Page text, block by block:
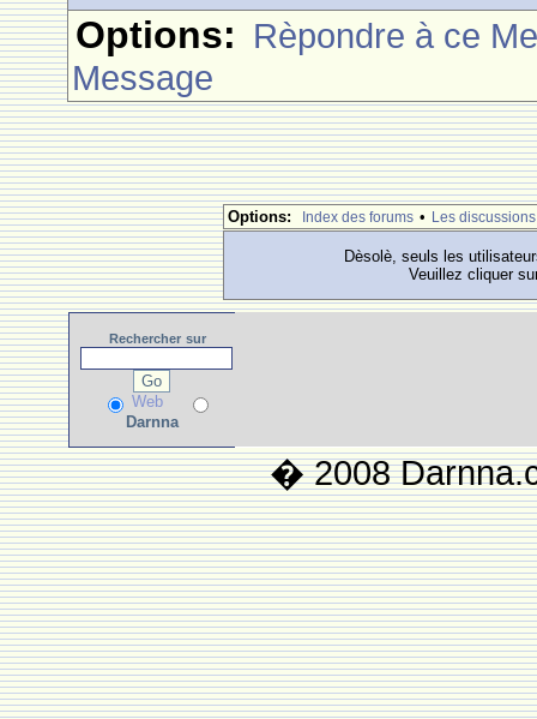
Options: Rèpondre à ce
Message
Options: Index des forums • Les discussions
Dèsolè, seuls les
Veuillez cliquer
Rechercher sur
Web
Darnna
� 2008